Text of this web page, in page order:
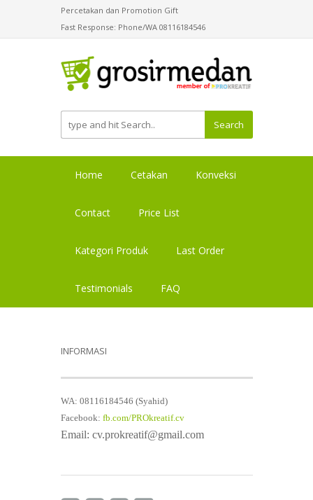
Percetakan dan Promotion Gift
Fast Response: Phone/WA 08116184546
Search
Home Cetakan Konveksi
Contact Price List
Kategori Produk Last Order
Testimonials FAQ
INFORMASI
WA: 08116184546 (Syahid)
Facebook: fb.com/PROkreatif.cv
Email: cv.prokreatif@gmail.com